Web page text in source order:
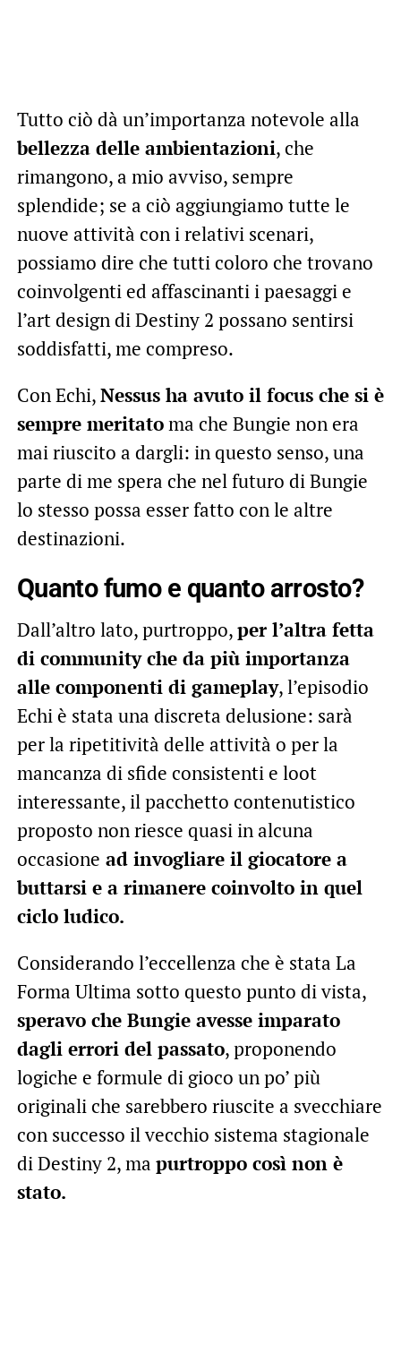
Tutto ciò dà un’importanza notevole alla
bellezza delle ambientazioni, che
rimangono, a mio avviso, sempre
splendide; se a ciò aggiungiamo tutte le
nuove attività con i relativi scenari,
possiamo dire che tutti coloro che trovano
coinvolgenti ed affascinanti i paesaggi e
l’art design di Destiny 2 possano sentirsi
soddisfatti, me compreso.
Con Echi,Nessus ha avuto il focus che si è
sempre meritatoma che Bungie non era
mai riuscito a dargli: in questo senso, una
parte di me spera che nel futuro di Bungie
lo stesso possa esser fatto con le altre
destinazioni.
Quanto fumo e quanto arrosto?
Dall’altro lato, purtroppo,per l’altra fetta
di community che da più importanza
alle componenti di gameplay, l’episodio
Echi è stata una discreta delusione: sarà
per la ripetitività delle attività o per la
mancanza di sfide consistenti e loot
interessante, il pacchetto contenutistico
proposto non riesce quasi in alcuna
occasione ad invogliare il giocatore a
buttarsi e a rimanere coinvolto in quel
ciclo ludico.
Considerando l’eccellenza che è stata La
Forma Ultima sotto questo punto di vista,
speravo che Bungie avesse imparato
dagli errori del passato, proponendo
logiche e formule di gioco un po’ più
originali che sarebbero riuscite a svecchiare
con successo il vecchio sistema stagionale
di Destiny 2, ma purtroppo così non è
stato.